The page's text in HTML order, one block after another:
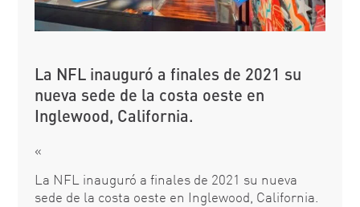
La NFL inauguró a finales de 2021 su
nueva sede de la costa oeste en
Inglewood, California.
«
La NFL inauguró a finales de 2021 su nueva
sede de la costa oeste en Inglewood, California.